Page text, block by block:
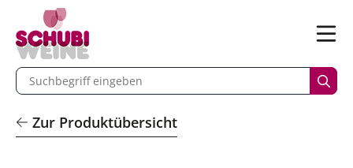
Menü
eingeben
Zur Produktübersicht